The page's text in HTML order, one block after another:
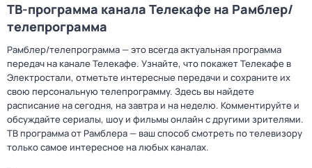
ТВ-программа канала Телекафе на Рамблер/
телепрограмма
Рамблер/телепрограмма — это всегда актуальная программа
передач на канале Телекафе. Узнайте, что покажет Телекафе в
Электростали, отметьте интересные передачи и сохраните их
свою персональную телепрограмму. Здесь вы найдете
расписание на сегодня, на завтра и на неделю. Комментируйте и
обсуждайте сериалы, шоу и фильмы онлайн с другими зрителями.
ТВ программа от Рамблера — ваш способ смотреть по телевизору
только самое интересное на любых каналах.